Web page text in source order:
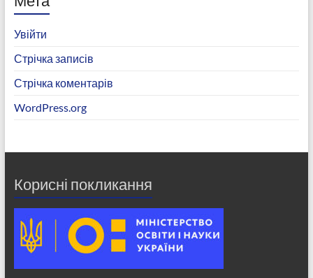
Увійти
Стрічка записів
Стрічка коментарів
WordPress.org
Корисні покликання